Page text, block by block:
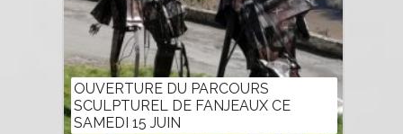
OUVERTURE DU PARCOURS
SCULPTUREL DE FANJEAUX CE
SAMEDI 15 JUIN